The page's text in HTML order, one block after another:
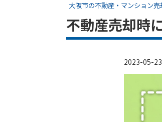
大阪市の不動産・マンション
不動産売却時
2023-05-23